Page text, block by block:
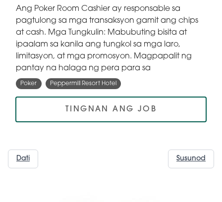
Ang Poker Room Cashier ay responsable sa
pagtulong sa mga transaksyon gamit ang chips
at cash. Mga Tungkulin: Mabubuting bisita at
ipaalam sa kanila ang tungkol sa mga laro,
limitasyon, at mga promosyon. Magpapalit ng
pantay na halaga ng pera para sa
Poker Peppermill Resort Hotel
TINGNAN ANG JOB
Dati Susunod